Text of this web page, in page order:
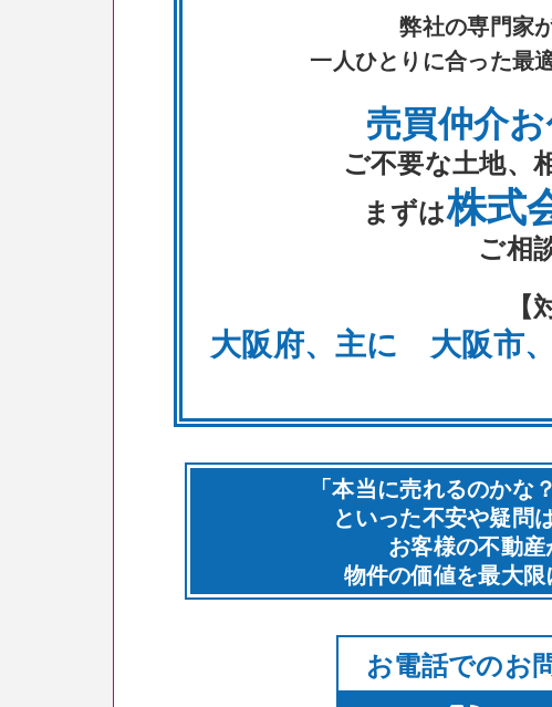
弊社の専門家
一人ひとりに合った最
売買仲介
ご不要な土地、
まずは株式
ご相
大阪府、主に 大阪市
「本当に売れるのかな
といった不安や疑問
お客様の不動
物件の価値を最大限
お電話でのお